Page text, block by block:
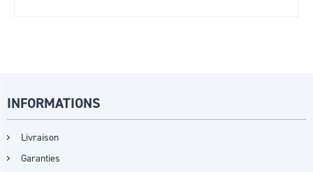
INFORMATIONS
Livraison
Garanties